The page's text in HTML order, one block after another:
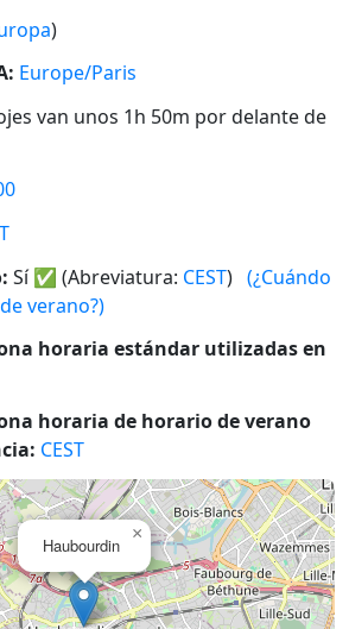
)
Europe/Paris
van unos 1h 50m por delante de
Sí✅ (Abreviatura: CEST) (¿Cuándo
verano?)
horaria estándar utilizadas en
horaria de horario de verano
CEST
Haubourdin
×